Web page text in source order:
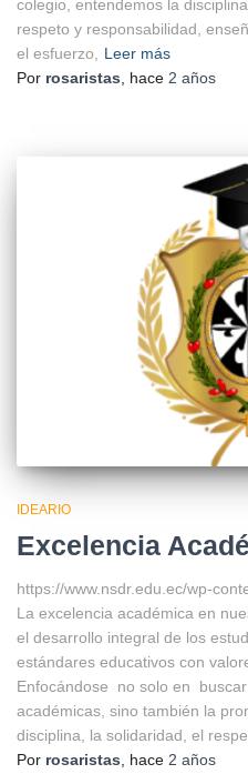
colegio, entendemos la
respeto y responsabilidad,
el esfuerzo,
Leer más
Por rosaristas , hace 2 años
IDEARIO
Excelencia
https://www.nsdr.edu.ec/wp-
La excelencia académica en
el desarrollo integral de los
estándares educativos con
Enfocándose no solo en
académicas, sino también la
disciplina, la solidaridad, el
Por rosaristas , hace 2 años